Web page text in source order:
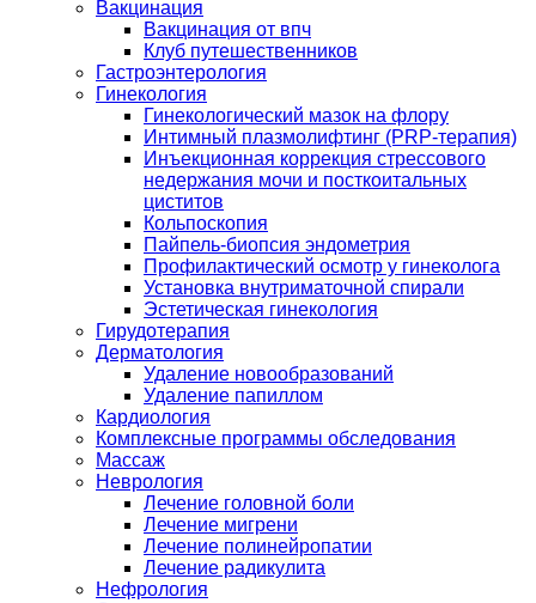
Вакцинация
Вакцинация от впч
Клуб путешественников
Гастроэнтерология
Гинекология
Гинекологический мазок на флору
Интимный плазмолифтинг (PRP-терапия)
Инъекционная коррекция стрессового
недержания мочи и посткоитальных
циститов
Кольпоскопия
Пайпель-биопсия эндометрия
Профилактический осмотр у гинеколога
Установка внутриматочной спирали
Эстетическая гинекология
Гирудотерапия
Дерматология
Удаление новообразований
Удаление папиллом
Кардиология
Комплексные программы обследования
Массаж
Неврология
Лечение головной боли
Лечение мигрени
Лечение полинейропатии
Лечение радикулита
Нефрология